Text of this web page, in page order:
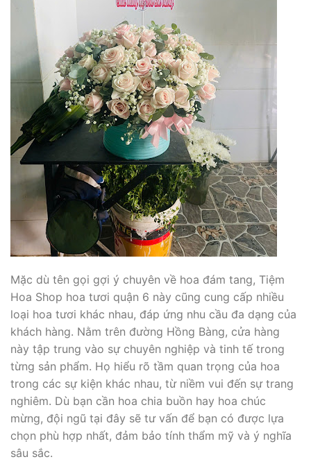
Mặc dù tên gọi gợi ý chuyên về hoa đám tang, Tiệm
Hoa Shop hoa tươi quận 6 này cũng cung cấp nhiều
loại hoa tươi khác nhau, đáp ứng nhu cầu đa dạng của
khách hàng. Nằm trên đường Hồng Bàng, cửa hàng
này tập trung vào sự chuyên nghiệp và tinh tế trong
từng sản phẩm. Họ hiểu rõ tầm quan trọng của hoa
trong các sự kiện khác nhau, từ niềm vui đến sự trang
nghiêm. Dù bạn cần hoa chia buồn hay hoa chúc
mừng, đội ngũ tại đây sẽ tư vấn để bạn có được lựa
chọn phù hợp nhất, đảm bảo tính thẩm mỹ và ý nghĩa
sâu sắc.